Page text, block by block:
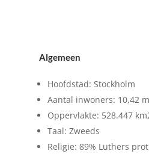
Algemeen
Hoofdstad: Stockholm
Aantal inwoners: 10,42
Oppervlakte: 528.447
Taal: Zweeds
Religie: 89% Luthers